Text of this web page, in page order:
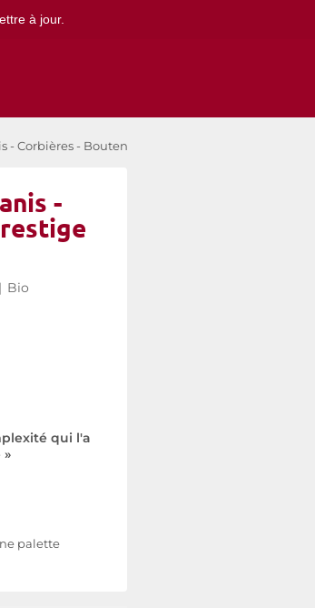
à jour.
Corbières - Boutenac Prestige rouge 2021
-
| Bio
qui l'a
palette